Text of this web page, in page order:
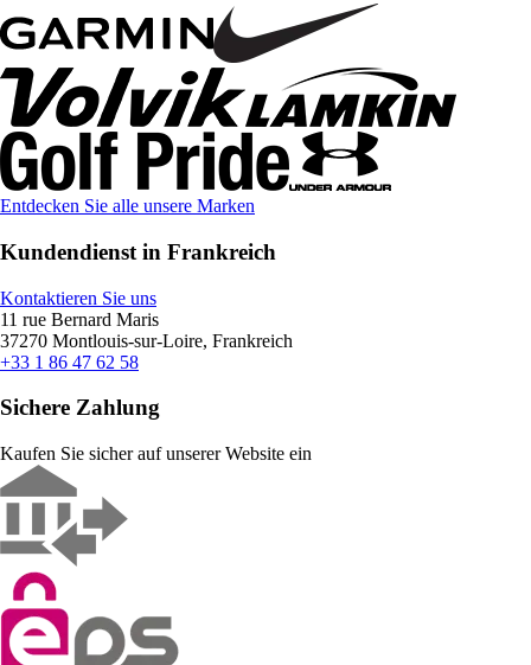
Entdecken Sie alle unsere Marken
Kundendienst in Frankreich
Kontaktieren Sie uns
11 rue Bernard Maris
37270 Montlouis-sur-Loire, Frankreich
+33 1 86 47 62 58
Sichere Zahlung
Kaufen Sie sicher auf unserer Website ein